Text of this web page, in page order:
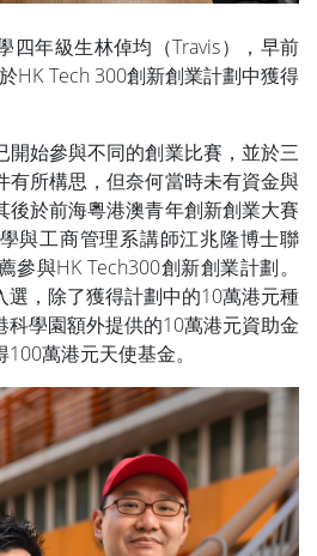
四年級生林倬均（Travis），早前
HK Tech 300創新創業計劃中獲得
開始參與不同的創業比賽，並於三
有所構思，但奈何當時未有資金與
後於前海粵港澳青年創新創業大賽
與工商管理系講師江兆隆博士聯
與HK Tech300創新創業計劃。
選，除了獲得計劃中的10萬港元種
學園額外提供的10萬港元資助金
萬港元天使基金。